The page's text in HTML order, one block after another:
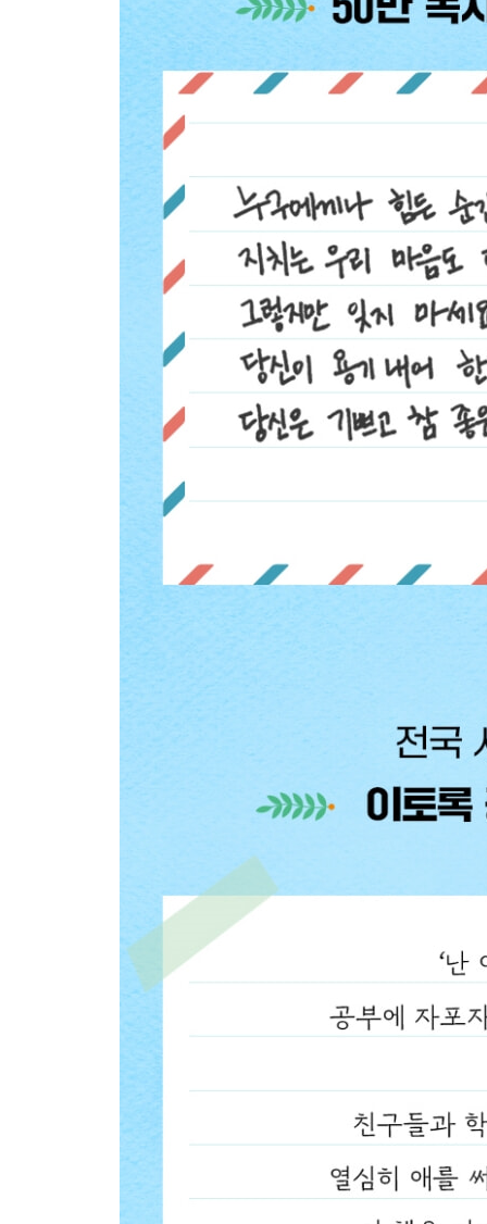
11 배우려는 마음이 없으면, 아무리 잘 가르치는
_‘어떻게 배우느냐’가 ‘어떻게 가르치느냐’보다
_떨어진 내 성적 두고 선생님 탓하지 마라
_모든 선생님에게는 반드시 배울 점이 있다
_예의 바름은 똑똑하다는 증거다
Beyond Story “도대체 언제까지 날 골탕 먹일 셈이
12 아무나 공부할 수 있는 건 아니었다
_나는 공부할 수 없었다1. 잭 런던 이야기
_나는 공부할 수 없었다2. 소피 제르맹 이야기
_나는 공부할 수 없었다3. 프레더릭 더글러스 이야
_나는 공부할 수 없었다4. 이우근 이야기
_우리에게 축복처럼 쏟아진 ‘공부할 기회’
Beyond Story 그들의 뒷이야기
_보약 한 첩을 버리는 순간, 엄마의 마음도 함께 버
_아버지가 벌어오신 돈의 의미
_나에 대한 기대로 하루를 버티는 사람
Beyond Story “아, 엄마는 맨날 이런 식이야!”
에필로그 믿는다, 나는 믿는다, 나는 너를 믿는다!
부록 공부 의욕을 불러일으키는 힐링 포스트잇